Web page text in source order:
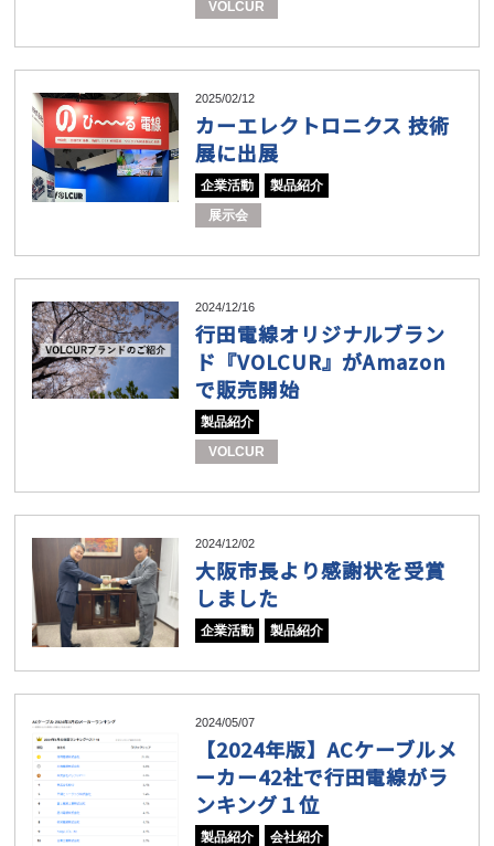
VOLCUR
2025/02/12
カーエレクトロニクス 技術
展に出展
企業活動
製品紹介
展示会
2024/12/16
行田電線オリジナルブラン
ド『VOLCUR』がAmazon
で販売開始
製品紹介
VOLCUR
2024/12/02
大阪市長より感謝状を受賞
しました
企業活動 製品紹介
2024/05/07
【2024年版】ACケーブルメ
ーカー42社で行田電線がラ
ンキング１位
製品紹介
会社紹介